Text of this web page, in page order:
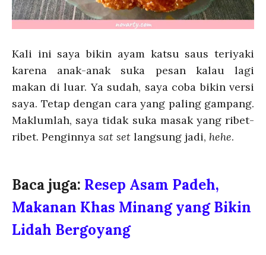
Kali ini saya bikin ayam katsu saus teriyaki
karena anak-anak suka pesan kalau lagi
makan di luar. Ya sudah, saya coba bikin versi
saya. Tetap dengan cara yang paling gampang.
Maklumlah, saya tidak suka masak yang ribet-
ribet. Penginnya sat set langsung jadi, hehe.
Baca juga: Resep Asam Padeh,
Makanan Khas Minang yang Bikin
Lidah Bergoyang